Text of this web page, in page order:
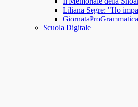
Liliana Segre: "Ho
GiornataProGrammatica
Scuola Digitale